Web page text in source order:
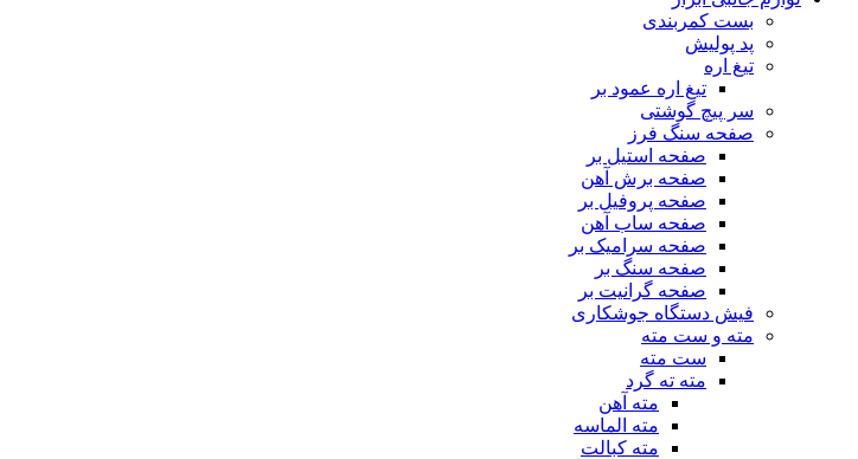
بست کمربندی
پد پولیش
تیغ اره
تیغ اره عمود بر
سر پیچ گوشتی
صفحه سنگ فرز
صفحه استیل بر
صفحه برش آهن
صفحه پروفیل بر
صفحه ساب آهن
صفحه سرامیک بر
صفحه سنگ بر
صفحه گرانیت بر
فیش دستگاه جوشکاری
مته و ست مته
ست مته
مته ته گرد
مته آهن
مته الماسه
مته کبالت